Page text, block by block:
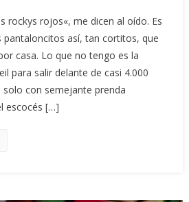
rockys rojos«, me dicen al oído. Es
pantaloncitos así, tan cortitos, que
casa. Lo que no tengo es la
para salir delante de casi 4.000
con semejante prenda
escocés […]